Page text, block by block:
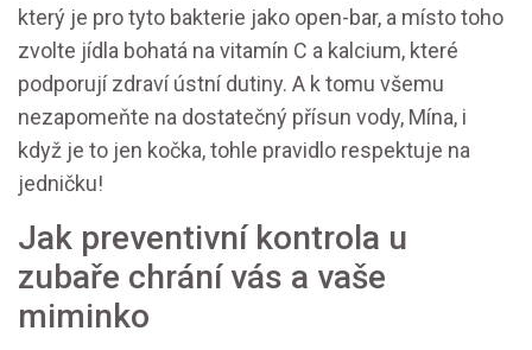
který je pro tyto bakterie jako open-bar, a místo toho
zvolte jídla bohatá na vitamín C a kalcium, které
podporují zdraví ústní dutiny. A k tomu všemu
nezapomeňte na dostatečný přísun vody, Mína, i
když je to jen kočka, tohle pravidlo respektuje na
jedničku!
Jak preventivní kontrola u
zubaře chrání vás a vaše
miminko